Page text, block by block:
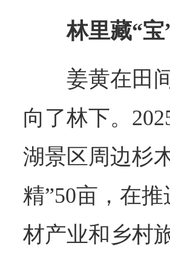
林里藏“
姜黄在田
向了林下。
湖景区周边杉
精”50亩，在
材产业和乡村